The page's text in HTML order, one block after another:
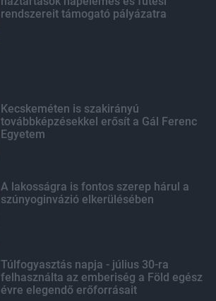
rendszereit támogató pályázatra
Kecskeméten is szakirányú
továbbképzésekkel erősít a Gál Ferenc
Egyetem
A lakosságra is fontos szerep hárul a
szúnyoginvázió elkerülésében
Túlfogyasztás napja - július 30-ra
felhasználta az emberiség a Föld egész
évre elegendő erőforrásait